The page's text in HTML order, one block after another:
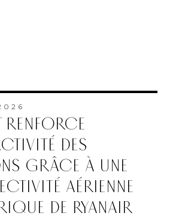
RENFORCE
DES
GRÂCE À UNE
AÉRIENNE
DE RYANAIR